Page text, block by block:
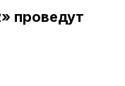
проведут